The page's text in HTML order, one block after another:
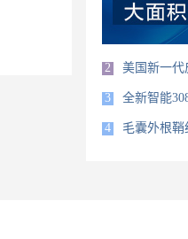
2 美国新一代
3 全新智能
4 毛囊外根鞘